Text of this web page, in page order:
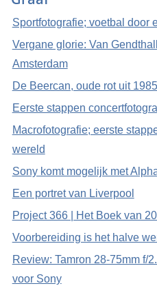
Sportfotografie; voetbal door
Vergane glorie: Van
Amsterdam
De Beercan, oude rot uit 1985
Eerste stappen
Macrofotografie; eerste
wereld
Sony komt mogelijk met
Een portret van Liverpool
Project 366 | Het Boek van
Voorbereiding is het halve
Review: Tamron 28-75mm f/
voor Sony